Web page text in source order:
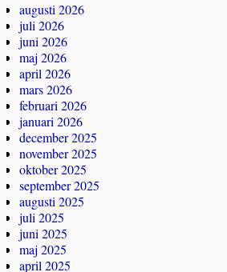
augusti 2026
juli 2026
juni 2026
maj 2026
april 2026
mars 2026
februari 2026
januari 2026
december 2025
november 2025
oktober 2025
september 2025
augusti 2025
juli 2025
juni 2025
maj 2025
april 2025